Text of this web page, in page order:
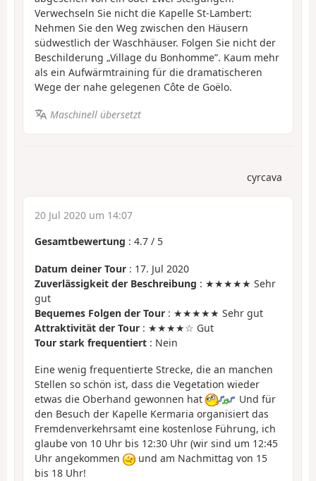
Verwechseln Sie nicht die Kapelle St-Lambert:
Nehmen Sie den Weg zwischen den Häusern
südwestlich der Waschhäuser. Folgen Sie nicht der
Beschilderung „Village du Bonhomme”. Kaum mehr
als ein Aufwärmtraining für die dramatischeren
Wege der nahe gelegenen Côte de Goëlo.
Maschinell übersetzt
cyrcava
20 Jul 2020 um 14:07
Gesamtbewertung : 4.7 / 5
Datum deiner Tour : 17. Jul 2020
Zuverlässigkeit der Beschreibung : ★★★★★ Sehr
gut
Bequemes Folgen der Tour : ★★★★★ Sehr gut
Attraktivität der Tour : ★★★★☆ Gut
Tour stark frequentiert : Nein
Eine wenig frequentierte Strecke, die an manchen
Stellen so schön ist, dass die Vegetation wieder
etwas die Oberhand gewonnen hat
Und für
den Besuch der Kapelle Kermaria organisiert das
Fremdenverkehrsamt eine kostenlose Führung, ich
glaube von 10 Uhr bis 12:30 Uhr (wir sind um 12:45
Uhr angekommen
und am Nachmittag von 15
bis 18 Uhr!